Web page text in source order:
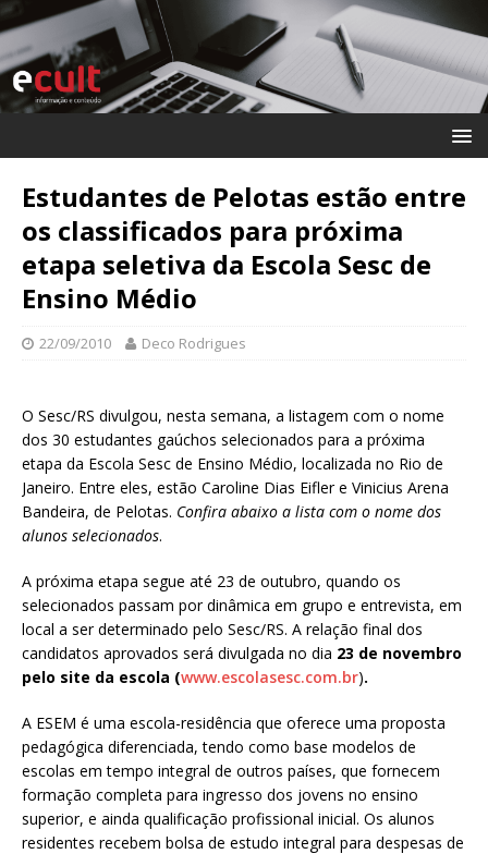
Estudantes de Pelotas estão entre
os classificados para próxima
etapa seletiva da Escola Sesc de
Ensino Médio
22/09/2010 Deco Rodrigues
O Sesc/RS divulgou, nesta semana, a listagem com o nome
dos 30 estudantes gaúchos selecionados para a próxima
etapa da Escola Sesc de Ensino Médio, localizada no Rio de
Janeiro. Entre eles, estão Caroline Dias Eifler e Vinicius Arena
Bandeira, de Pelotas. Confira abaixo a lista com o nome dos
alunos selecionados.
A próxima etapa segue até 23 de outubro, quando os
selecionados passam por dinâmica em grupo e entrevista, em
local a ser determinado pelo Sesc/RS. A relação final dos
candidatos aprovados será divulgada no dia 23 de novembro
pelo site da escola (www.escolasesc.com.br).
A ESEM é uma escola-residência que oferece uma proposta
pedagógica diferenciada, tendo como base modelos de
escolas em tempo integral de outros países, que fornecem
formação completa para ingresso dos jovens no ensino
superior, e ainda qualificação profissional inicial. Os alunos
residentes recebem bolsa de estudo integral para despesas de